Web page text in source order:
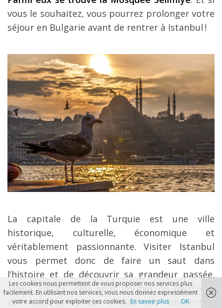
vous le souhaitez, vous pourrez prolonger votre
séjour en Bulgarie avant de rentrer à Istanbul !
La capitale de la Turquie est une ville
historique, culturelle, économique et
véritablement passionnante. Visiter Istanbul
vous permet donc de faire un saut dans
l’histoire et de découvrir sa grandeur passée.
Mieux encore, cela vous permet de découvrir
des cultures et des civilisations différentes,
Les cookies nous permettent de vous proposer nos services plus
facilement. En utilisant nos services, vous nous donnez expressément
votre accord pour exploiter ces cookies. En savoir plus OK